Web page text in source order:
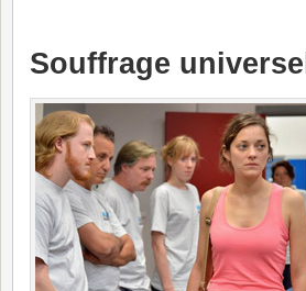
Souffrage